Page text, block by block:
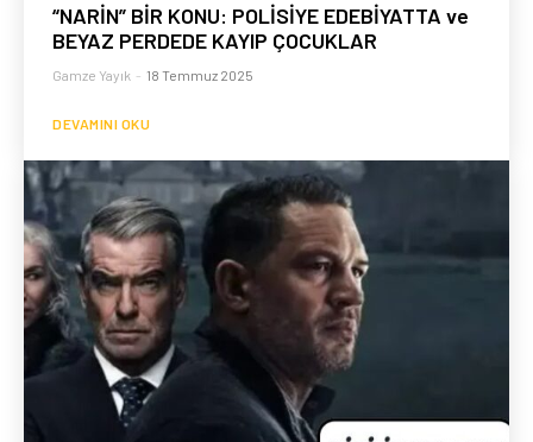
“NARİN” BİR KONU: POLİSİYE EDEBİYATTA ve
BEYAZ PERDEDE KAYIP ÇOCUKLAR
Gamze Yayık - 18 Temmuz 2025
DEVAMINI OKU